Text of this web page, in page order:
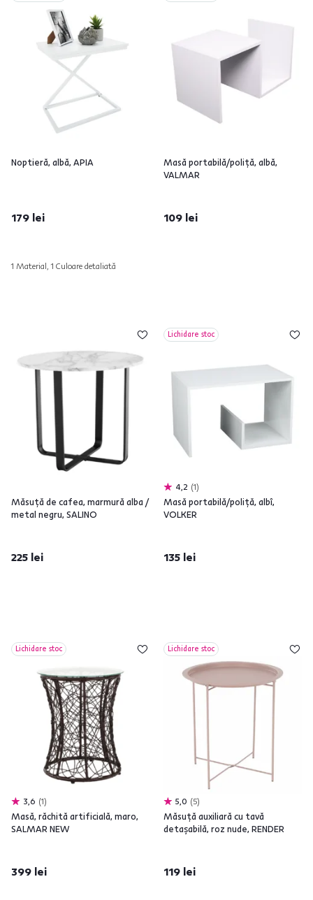
Noptieră, albă, APIA
179 lei
1 Material, 1 Culoare detaliată
Masă portabilă/poliţă, albă,
VALMAR
109 lei
Măsuţă de cafea, marmură alba /
metal negru, SALINO
225 lei
Lichidare stoc
4,2 1
Masă portabilă/poliţă, albî,
VOLKER
135 lei
Lichidare stoc
3,6 1
Masă, răchită artificială, maro,
SALMAR NEW
399 lei
Lichidare stoc
5,0 5
Măsuţă auxiliară cu tavă
detaşabilă, roz nude, RENDER
119 lei